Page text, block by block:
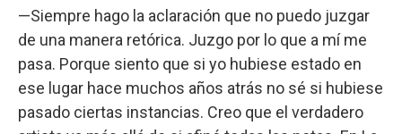
—Siempre hago la aclaración que no puedo juzgar
de una manera retórica. Juzgo por lo que a mí me
pasa. Porque siento que si yo hubiese estado en
ese lugar hace muchos años atrás no sé si hubiese
pasado ciertas instancias. Creo que el verdadero